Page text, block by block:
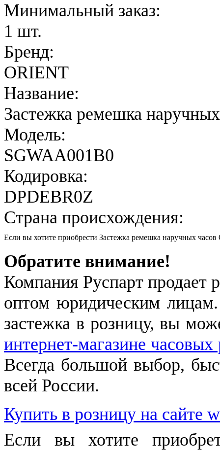
Минимальный заказ:
1 шт.
Бренд:
ORIENT
Название:
Застежка ремешка
Модель:
SGWAA001B0
Кодировка:
DPDEBR0Z
Страна происхождения:
Если вы хотите приобрести Застежка ремешка наручных
Обратите внимание!
Компания Руспарт продает
оптом юридическим
застежка в розницу, вы
интернет-магазине
Всегда большой выбор,
всей России.
Купить в розницу на сайте
Если вы хотите